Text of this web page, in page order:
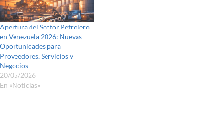
Apertura del Sector Petrolero
en Venezuela 2026: Nuevas
Oportunidades para
Proveedores, Servicios y
Negocios
20/05/2026
En «Noticias»